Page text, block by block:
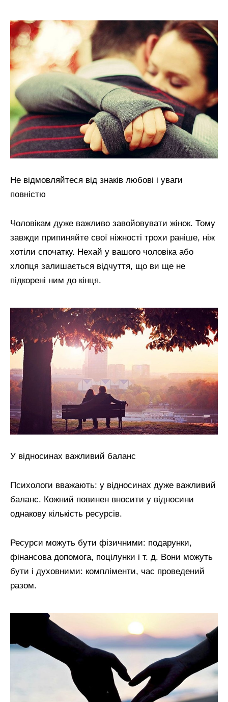
Не відмовляйтеся від знаків любові і уваги
повністю
Чоловікам дуже важливо завойовувати жінок. Тому
завжди припиняйте свої ніжності трохи раніше, ніж
хотіли спочатку. Нехай у вашого чоловіка або
хлопця залишається відчуття, що ви ще не
підкорені ним до кінця.
У відносинах важливий баланс
Психологи вважають: у відносинах дуже важливий
баланс. Кожний повинен вносити у відносини
однакову кількість ресурсів.
Ресурси можуть бути фізичними: подарунки,
фінансова допомога, поцілунки і т. д. Вони можуть
бути і духовними: компліменти, час проведений
разом.